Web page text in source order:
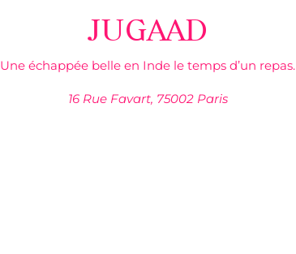
JUGAAD
Une échappée belle en Inde le temps d’un repas.
16 Rue Favart, 75002 Paris